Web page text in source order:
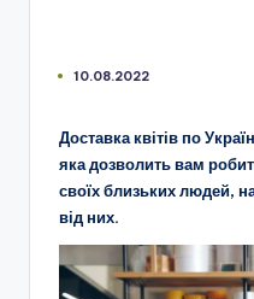
10.08.2022
Доставка квітів по
яка дозволить вам
своїх близьких людей,
від них.